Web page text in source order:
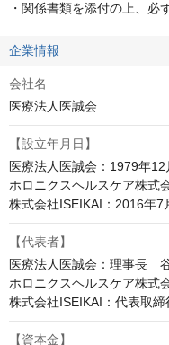
・関係書類を添付の上、必
企業情報
会社名
医療法人医誠会
【設立年月日】
医療法人医誠会：1979年12
ホロニクスヘルスケア株式
株式会社ISEIKAI：2016年7
【代表者】
医療法人医誠会：理事長　
ホロニクスヘルスケア株式
株式会社ISEIKAI：代表取
【資本金】